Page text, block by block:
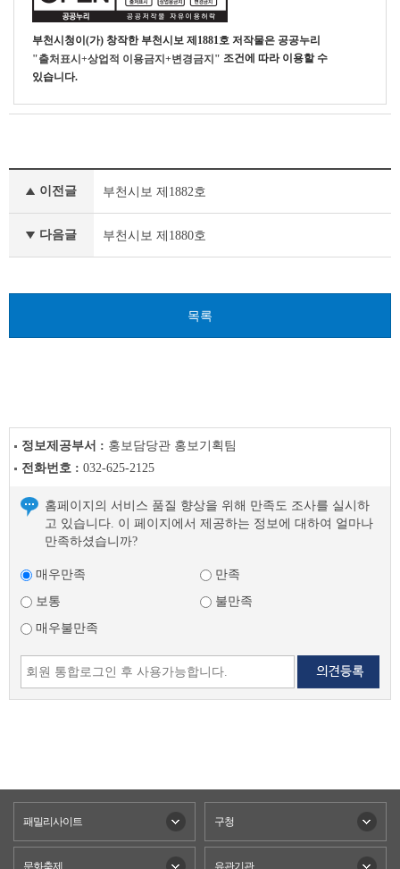
부천시청이(가) 창작한 부천시보 제1881호 저작물은 공공누리
"출처표시+상업적 이용금지+변경금지" 조건에 따라 이용할 수
있습니다.
시
글
이전글 부천시보 제1882호
다음글 부천시보 제1880호
목록
정보제공부서 : 홍보담당관 홍보기획팀
전화번호 : 032-625-2125
홈페이지의 서비스 품질 향상을 위해 만족도 조사를 실시하
고 있습니다. 이 페이지에서 제공하는 정보에 대하여 얼마나
만족하셨습니까?
매우만족
만족
보통
불만족
매우불만족
패밀리사이트 구청
문화축제 유관기관